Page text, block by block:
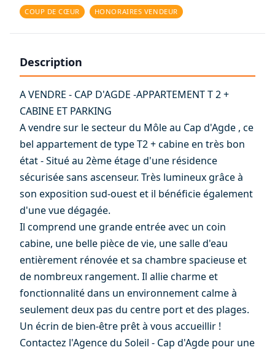
COUP DE CŒUR HONORAIRES VENDEUR
Description
A VENDRE - CAP D'AGDE -APPARTEMENT T 2 +
CABINE ET PARKING
A vendre sur le secteur du Môle au Cap d'Agde , ce
bel appartement de type T2 + cabine en très bon
état - Situé au 2ème étage d'une résidence
sécurisée sans ascenseur. Très lumineux grâce à
son exposition sud-ouest et il bénéficie également
d'une vue dégagée.
Il comprend une grande entrée avec un coin
cabine, une belle pièce de vie, une salle d'eau
entièrement rénovée et sa chambre spacieuse et
de nombreux rangement. Il allie charme et
fonctionnalité dans un environnement calme à
seulement deux pas du centre port et des plages.
Un écrin de bien-être prêt à vous accueillir !
Contactez l'Agence du Soleil - Cap d'Agde pour une